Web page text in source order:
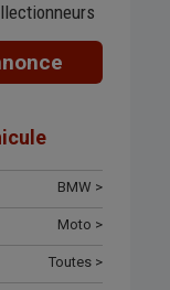
BMW >
Moto >
Toutes >